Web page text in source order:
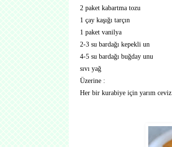
2 paket kabartma tozu
1 çay kaşığı tarçın
1 paket vanilya
2-3 su bardağı kepekli un
4-5 su bardağı buğday unu
sıvı yağ
Üzerine :
Her bir kurabiye için yarım ceviz